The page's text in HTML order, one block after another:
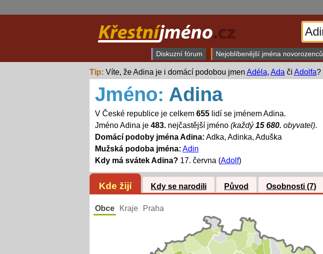
Diskuzní fórum Nejoblíbenější jména novorozenců
Tip: Víte, že Adina je i domácí podobou jmen Adéla, Ada či Adolfa?
Jméno: Adina
V České republice je celkem 655lidí se jménem Adina.
Jméno Adina je 483.nejčastější jméno (každý15 680. obyvatel).
Domácí podoby jména Adina: Adka, Adinka, Aduška
Mužská podoba jména: Adin
Kdy má svátek Adina? 17. června (Adolf)
Kde žijí Kdy se narodili Původ Osobnosti (7)
Obce Kraje Praha